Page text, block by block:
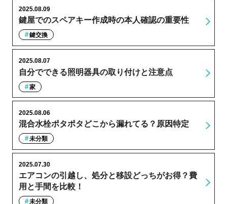
鍵屋でのスペアキー作成時の本人確認の重要性
2025.08.09
鍵交換
自分でできる照明器具の取り付けと注意点
2025.08.07
家
混合水栓ポタポタどこから漏れてる？原因特定
2025.08.06
未分類
エアコンの引越し、処分と移設どっちがお得？費
用と手間を比較！
2025.07.30
未分類